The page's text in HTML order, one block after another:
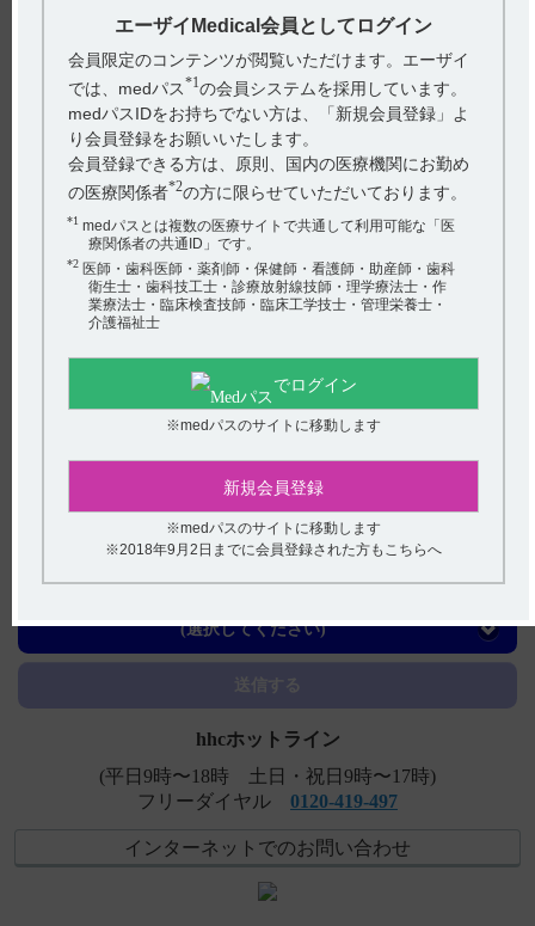
2）チョコラA末1万単位／g電子添文 2023年4月改訂（第2版）
11．副作用
3）チョコラA滴0.1万単位／滴電子添文 2023年4月改訂（第2
版） 11．副作用
【更新年月】
2024年7月
戻る
関連するQ&A
【デエビゴ】 半割（分割）できますか？また安定性のデ
－タはありますか。
【チョコラA・錠・末】 簡易懸濁法に関する情報はありま
【チョコラA・錠・末・滴】 効能又は効果について教えて
ください。
項について教えてください。
アンケート:ご意見をお聞かせください
(選択してください)
エーザイMedical会員としてログイン
会員限定のコンテンツが閲覧いただけます。エーザイ
では、medパス*1の会員システムを採用しています。
medパスIDをお持ちでない方は、「新規会員登録」よ
り会員登録をお願いいたします。
会員登録できる方は、原則、国内の医療機関にお勤め
の医療関係者*2の方に限らせていただいております。
*1 medパスとは複数の医療サイトで共通して利用可能な「医
療関係者の共通ID」です。
*2 医師・歯科医師・薬剤師・保健師・看護師・助産師・歯科
衛生士・歯科技工士・診療放射線技師・理学療法士・作
業療法士・臨床検査技師・臨床工学技士・管理栄養士・
介護福祉士
でログイン
※medパスのサイトに移動します
新規会員登録
※medパスのサイトに移動します
※2018年9月2日までに会員登録された方もこちらへ
hhcホットライン
(平日9時〜18時 土日・祝日9時〜17時)
フリーダイヤル 0120-419-497
インターネットでのお問い合わせ